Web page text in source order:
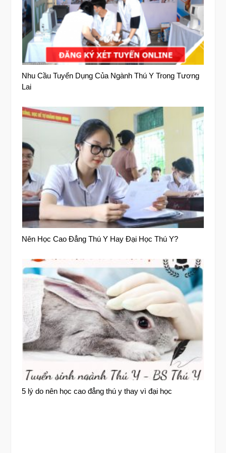
Nhu Cầu Tuyển Dụng Của Ngành Thú Y Trong Tương
Lai
Nên Học Cao Đẳng Thú Y Hay Đại Học Thú Y?
5 lý do nên học cao đẳng thú y thay vì đại học